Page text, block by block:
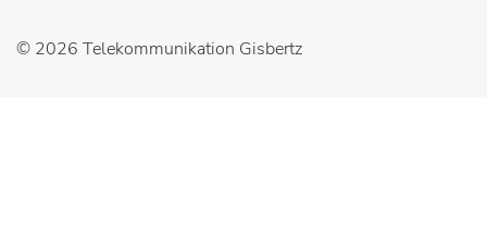
© 2026 Telekommunikation Gisbertz